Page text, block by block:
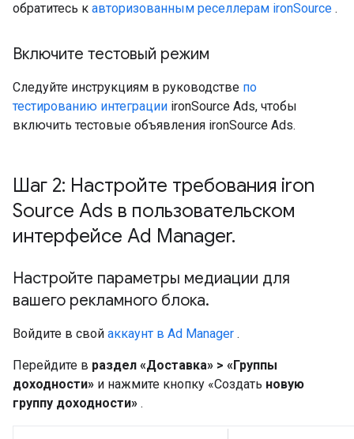
обратитесь к авторизованным реселлерам ironSource .
Включите тестовый режим
Следуйте инструкциям в руководстве по
тестированию интеграции ironSource Ads, чтобы
включить тестовые объявления ironSource Ads.
Шаг 2: Настройте требования iron
Source Ads в пользовательском
интерфейсе Ad Manager.
Настройте параметры медиации для
вашего рекламного блока.
Войдите в свой аккаунт в Ad Manager .
Перейдите в раздел «Доставка» > «Группы
доходности» и нажмите кнопку «Создать новую
группу доходности» .